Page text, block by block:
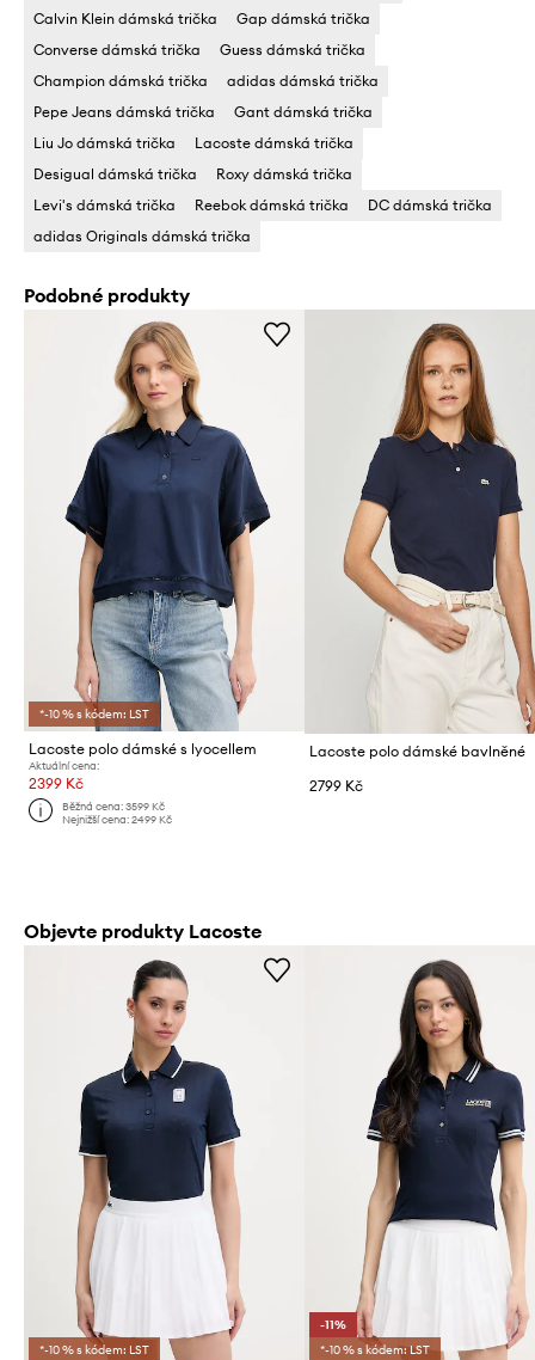
Calvin Klein dámská trička
Gap dámská trička
Converse dámská trička
Guess dámská trička
Champion dámská trička
adidas dámská trička
Pepe Jeans dámská trička
Gant dámská trička
Liu Jo dámská trička
Lacoste dámská trička
Desigual dámská trička
Roxy dámská trička
Levi's dámská trička
Reebok dámská trička
DC dámská trička
adidas Originals dámská trička
Podobné produkty
*-10 % s kódem: LST
Lacoste polo dámské s lyocellem
Aktuální cena:
2399 Kč
Běžná cena:3599 Kč
Nejnižší cena:2499 Kč
Lacoste polo dámské bavlněné
2799 Kč
Objevte produkty Lacoste
*-10 % s kódem: LST
-11%
*-10 % s kódem: LST